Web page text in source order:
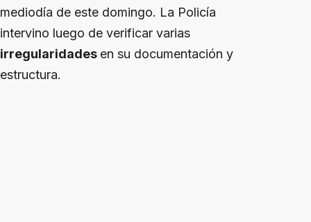
mediodía de este domingo. La Policía
intervino luego de verificar varias
irregularidades en su documentación y
estructura.